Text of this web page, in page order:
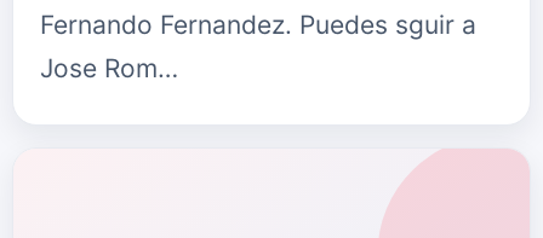
Fernando Fernandez. Puedes sguir a
Jose Rom…